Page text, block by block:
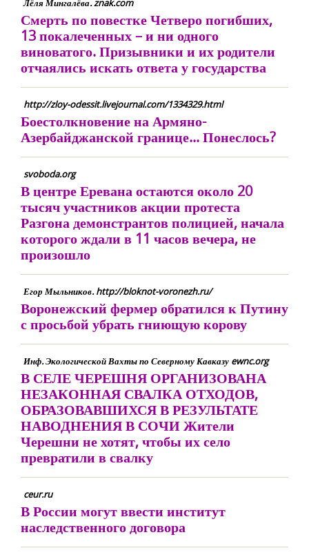
Лёля Мингалёва. znak.com
Смерть по повестке Четверо погибших,
13 покалеченных – и ни одного
виноватого. Призывники и их родители
отчаялись искать ответа у государства
http://zloy-odessit.livejournal.com/1334329.html
Боестолкновение на Армяно-
Азербайджанской границе... Понеслось?
svoboda.org
В центре Еревана остаются около 20
тысяч участников акции протеста
Разгона демонстрантов полицией, начала
которого ждали в 11 часов вечера, не
произошло
Егор Мыльников. http://bloknot-voronezh.ru/
Воронежский фермер обратился к Путину
с просьбой убрать гниющую корову
Инф. Экологической Вахты по Северному Кавказу ewnc.org
В СЕЛЕ ЧЕРЕШНЯ ОРГАНИЗОВАНА
НЕЗАКОННАЯ СВАЛКА ОТХОДОВ,
ОБРАЗОВАВШИХСЯ В РЕЗУЛЬТАТЕ
НАВОДНЕНИЯ В СОЧИ Жители
Черешни не хотят, чтобы их село
превратили в свалку
ceur.ru
В России могут ввести институт
наследственного договора